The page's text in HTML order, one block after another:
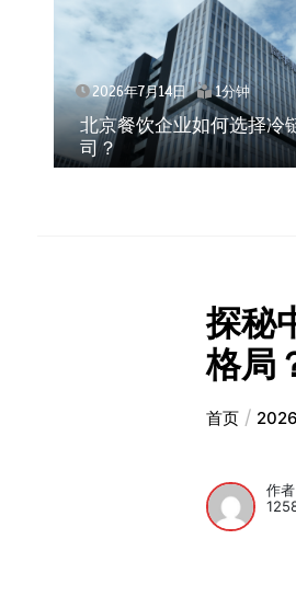
2026年7月14日 1分钟
北京餐饮企业如何选择冷
司？
探秘
格局
首页 2026
作者